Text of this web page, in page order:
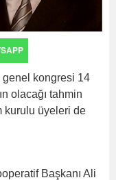
genel kongresi 14
olacağı tahmin
kurulu üyeleri de
Başkanı Ali